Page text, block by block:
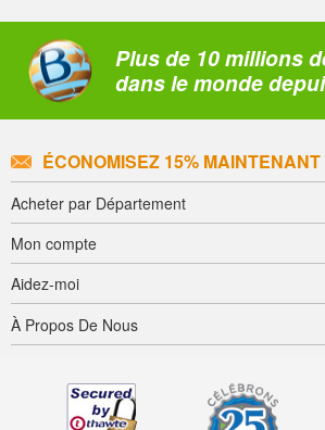
Plus de 10 millions
dans le monde
ÉCONOMISEZ 15% MAINTENANT
Acheter par Département
Mon compte
Aidez-moi
À Propos De Nous